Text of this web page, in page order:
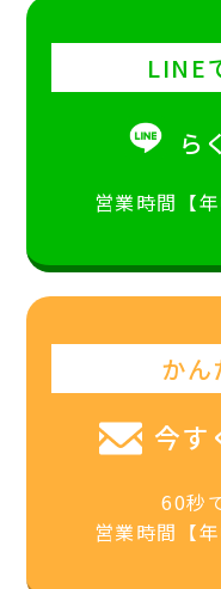
LINE
ら
営業時間【
かん
今す
60秒
営業時間【